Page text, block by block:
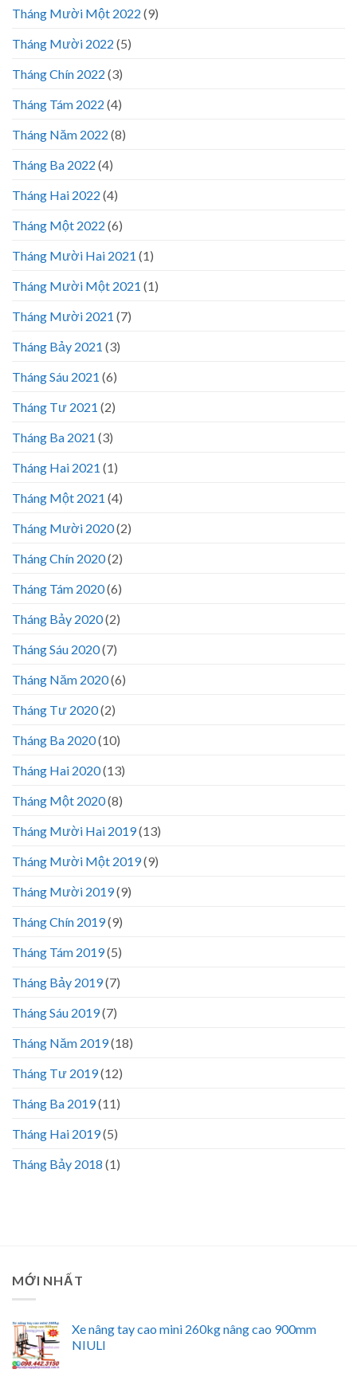
Tháng Mười Một 2022 (9)
Tháng Mười 2022 (5)
Tháng Chín 2022 (3)
Tháng Tám 2022 (4)
Tháng Năm 2022 (8)
Tháng Ba 2022 (4)
Tháng Hai 2022 (4)
Tháng Một 2022 (6)
Tháng Mười Hai 2021 (1)
Tháng Mười Một 2021 (1)
Tháng Mười 2021 (7)
Tháng Bảy 2021 (3)
Tháng Sáu 2021 (6)
Tháng Tư 2021 (2)
Tháng Ba 2021 (3)
Tháng Hai 2021 (1)
Tháng Một 2021 (4)
Tháng Mười 2020(2)
Tháng Chín 2020(2)
Tháng Tám 2020(6)
Tháng Bảy 2020(2)
Tháng Sáu 2020(7)
Tháng Năm 2020(6)
Tháng Tư 2020(2)
Tháng Ba 2020(10)
Tháng Hai 2020(13)
Tháng Một 2020(8)
Tháng Mười Hai 2019(13)
Tháng Mười Một 2019(9)
Tháng Mười 2019(9)
Tháng Chín 2019(9)
Tháng Tám 2019(5)
Tháng Bảy 2019(7)
Tháng Sáu 2019(7)
Tháng Năm 2019(18)
Tháng Tư 2019(12)
Tháng Ba 2019(11)
Tháng Hai 2019(5)
Tháng Bảy 2018 (1)
MỚI NHẤT
Xe nâng tay cao mini 260kg nâng cao 900mm
NIULI